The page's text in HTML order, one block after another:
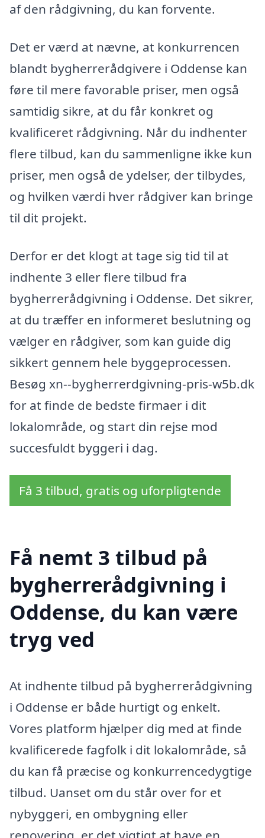
af den rådgivning, du kan forvente.
Det er værd at nævne, at konkurrencen
blandt bygherrerådgivere i Oddense kan
føre til mere favorable priser, men også
samtidig sikre, at du får konkret og
kvalificeret rådgivning. Når du indhenter
flere tilbud, kan du sammenligne ikke kun
priser, men også de ydelser, der tilbydes,
og hvilken værdi hver rådgiver kan bringe
til dit projekt.
Derfor er det klogt at tage sig tid til at
indhente 3 eller flere tilbud fra
bygherrerådgivning i Oddense. Det sikrer,
at du træffer en informeret beslutning og
vælger en rådgiver, som kan guide dig
sikkert gennem hele byggeprocessen.
Besøg xn--bygherrerdgivning-pris-w5b.dk
for at finde de bedste firmaer i dit
lokalområde, og start din rejse mod
succesfuldt byggeri i dag.
Få 3 tilbud, gratis og uforpligtende
Få nemt 3 tilbud på
bygherrerådgivning i
Oddense, du kan være
tryg ved
At indhente tilbud på bygherrerådgivning
i Oddense er både hurtigt og enkelt.
Vores platform hjælper dig med at finde
kvalificerede fagfolk i dit lokalområde, så
du kan få præcise og konkurrencedygtige
tilbud. Uanset om du står over for et
nybyggeri, en ombygning eller